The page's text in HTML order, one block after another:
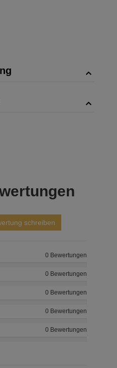
schreiben
0 Bewertungen
0 Bewertungen
0 Bewertungen
0 Bewertungen
0 Bewertungen